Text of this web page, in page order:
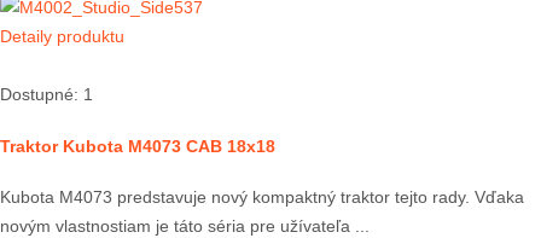
Detaily produktu
Dostupné: 1
Traktor Kubota M4073 CAB 18x18
Kubota M4073 predstavuje nový kompaktný traktor tejto rady. Vďaka
novým vlastnostiam je táto séria pre užívateľa ...